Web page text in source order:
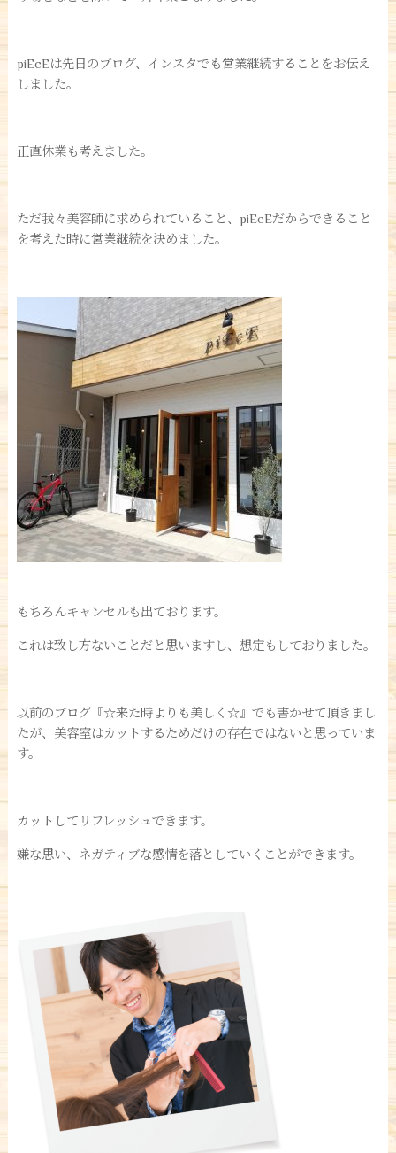
piEcEは先日のブログ、インスタでも営業継続することをお伝え
しました。
正直休業も考えました。
ただ我々美容師に求められていること、piEcEだからできること
を考えた時に営業継続を決めました。
もちろんキャンセルも出ております。
これは致し方ないことだと思いますし、想定もしておりました。
以前のブログ『☆来た時よりも美しく☆』でも書かせて頂きまし
たが、美容室はカットするためだけの存在ではないと思っていま
す。
カットしてリフレッシュできます。
嫌な思い、ネガティブな感情を落としていくことができます。